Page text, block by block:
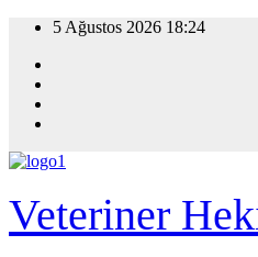
Skip
content
5 Ağustos 2026 18:24
Veteriner